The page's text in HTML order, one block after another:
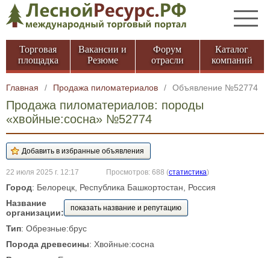
Торговая
площадка
Вакансии и
Резюме
Форум
отрасли
Каталог
компаний
Главная / Продажа пиломатериалов / Объявление №52774
Продажа пиломатериалов: породы
«хвойные:сосна» №52774
22 июля 2025 г. 12:17 Просмотров: 688 (статистика)
Город: Белорецк, Республика Башкортостан, Россия
Название
организации:
показать название и репутацию
Тип: Обрезные:брус
Порода древесины: Хвойные:сосна